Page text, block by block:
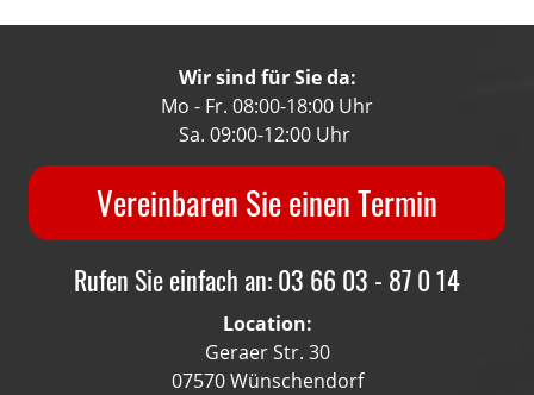
Wir sind für Sie da:
Mo - Fr. 08:00-18:00 Uhr
Sa. 09:00-12:00 Uhr
Vereinbaren Sie einen Termin
Rufen Sie einfach an: 03 66 03 - 87 0 14
Location:
Geraer Str. 30
07570 Wünschendorf